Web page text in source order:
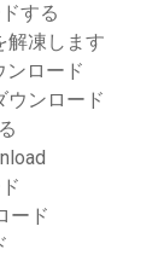
する
解凍します
ンロード
ウンロード
ード